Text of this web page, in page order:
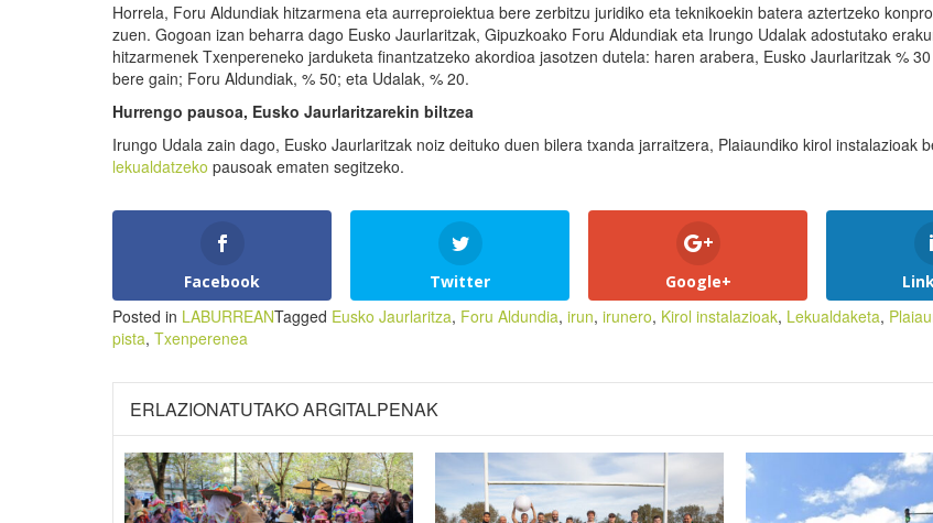
Horrela, Foru Aldundiak hitzarmena eta aurreproiektua bere zerbitzu juridiko eta teknikoekin batera aztertzeko
zuen. Gogoan izan beharra dago Eusko Jaurlaritzak, Gipuzkoako Foru Aldundiak eta Irungo Udalak adostutako
hitzarmenek Txenpereneko jarduketa finantzatzeko akordioa jasotzen dutela: haren arabera, Eusko Jaurlaritzak %
bere gain; Foru Aldundiak, % 50; eta Udalak, % 20.
Hurrengo pausoa, Eusko Jaurlaritzarekin biltzea
Irungo Udala zain dago, Eusko Jaurlaritzak noiz deituko duen bilera txanda jarraitzera, Plaiaundiko kirol instalazioak
lekualdatzeko pausoak ematen segitzeko.
Facebook Twitter Google+
Posted in LABURREANTagged Eusko Jaurlaritza, Foru Aldundia, irun, irunero, Kirol instalazioak, Lekualdaketa,
pista, Txenperenea
ERLAZIONATUTAKO ARGITALPENAK